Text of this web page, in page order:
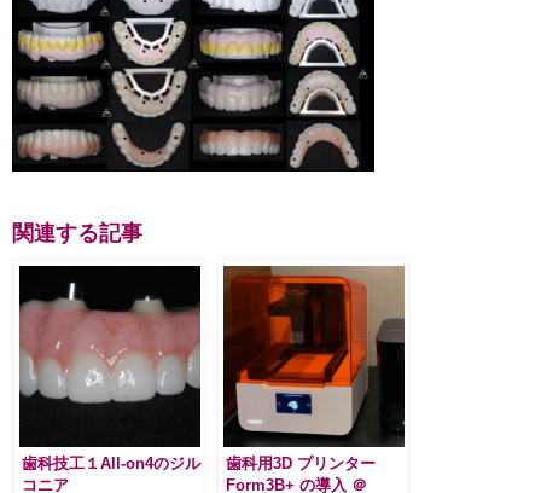
関連する記事
歯科技工１All-on4のジル
コニア
歯科用3D プリンター
Form3B+ の導入 ＠